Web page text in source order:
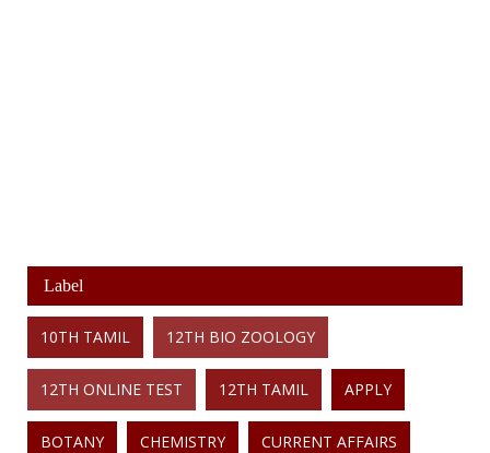
Label
10TH TAMIL 12TH BIO ZOOLOGY
12TH ONLINE TEST 12TH TAMIL APPLY
BOTANY CHEMISTRY CURRENT AFFAIRS